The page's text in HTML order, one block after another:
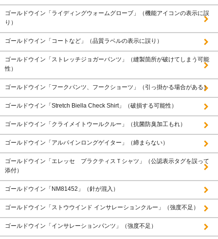
ゴールドウイン「ライディングウォームグローブ」（機能アイコンの表示に誤
り）
ゴールドウイン「コートなど」（品質ラベルの表示に誤り）
ゴールドウイン「ストレッチジョガーパンツ」（縫製箇所が破けてしまう可能
性）
ゴールドウイン「フークパンツ、フークショーツ」（引っ掛かる場合がある）
ゴールドウイン「Stretch Biella Check Shirt」（破損する可能性）
ゴールドウイン「クライメイトウールクルー」（抗菌防臭加工もれ）
ゴールドウイン「アルパインロングゲイター」（締まらない）
ゴールドウイン「エレッセ プラクティスＴシャツ」（公認表示タグを誤って
添付）
ゴールドウイン「NM81452」（針が混入）
ゴールドウイン「ストウウインド インサレーションクルー」（強度不足）
ゴールドウイン「インサレーションパンツ」（強度不足）